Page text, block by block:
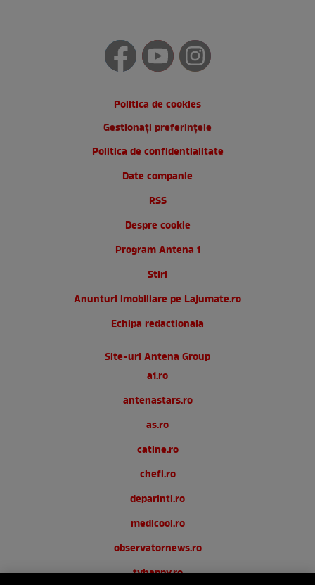
Politica de cookies
Gestionați preferințele
Politica de confidentialitate
Date companie
RSS
Despre cookie
Program Antena 1
Stiri
Anunturi imobiliare pe Lajumate.ro
Echipa redactionala
Site-uri Antena Group
a1.ro
antenastars.ro
as.ro
catine.ro
chefi.ro
deparinti.ro
medicool.ro
observatornews.ro
tvhappy.ro